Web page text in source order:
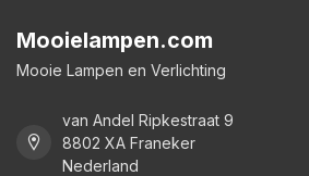
Mooielampen.com
Mooie Lampen en Verlichting
van Andel Ripkestraat 9
8802 XA Franeker
Nederland